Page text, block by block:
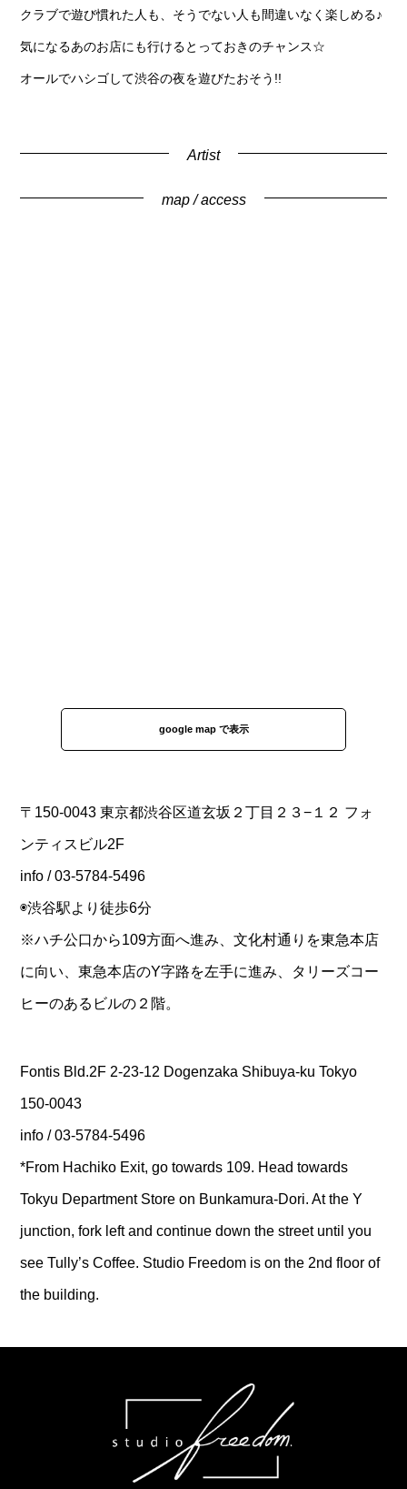
クラブで遊び慣れた人も、そうでない人も間違いなく楽しめる♪
気になるあのお店にも行けるとっておきのチャンス☆
オールでハシゴして渋谷の夜を遊びたおそう!!
Artist
map / access
google map で表示
〒150-0043 東京都渋谷区道玄坂２丁目２３−１２ フォ
ンティスビル2F
info / 03-5784-5496
◉渋谷駅より徒歩6分
※ハチ公口から109方面へ進み、文化村通りを東急本店
に向い、東急本店のY字路を左手に進み、タリーズコー
ヒーのあるビルの２階。
Fontis Bld.2F 2-23-12 Dogenzaka Shibuya-ku Tokyo
150-0043
info / 03-5784-5496
*From Hachiko Exit, go towards 109. Head towards
Tokyu Department Store on Bunkamura-Dori. At the Y
junction, fork left and continue down the street until you
see Tully’s Coffee. Studio Freedom is on the 2nd floor of
the building.